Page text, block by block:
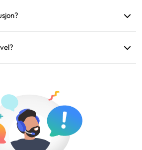
fysiske SIM-et.
du be om refusjon. Refusjonar vil bli